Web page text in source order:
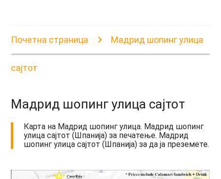
Почетна страница Мадрид шопинг улица
сајтот
Мадрид шопинг улица сајтот
Карта на Мадрид шопинг улица. Мадрид шопинг
улица сајтот (Шпанија) за печатење. Мадрид
шопинг улица сајтот (Шпанија) за да ја преземете.